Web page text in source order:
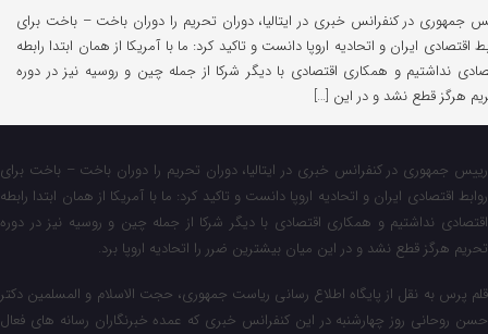
جمهوری در کنفرانس خبری در ایتالیا، دوران تحریم را دوران باخت – باخت برای
اقتصادی ایران و اتحادیه اروپا دانست و تاکید کرد: ما با آمریکا از همان ابتدا رابطه
نداشتیم و همکاری اقتصادی با دیگر شرکا از جمله چین و روسیه نیز در دوره
هرگز قطع نشد و در این […]
رییس جمهوری در کنفرانس خبری در ایتالیا، دوران تحریم را دوران باخت – باخت برای
روابط اقتصادی ایران و اتحادیه اروپا دانست و تاکید کرد: ما با آمریکا از همان ابتدا رابطه
اقتصادی نداشتیم و همکاری اقتصادی با دیگر شرکا از جمله چین و روسیه نیز در دوره
تحریم هرگز قطع نشد و در این میان بیشترین ضرر را اتحادیه اروپا برد.
قلم پرس به نقل از پایگاه اطلاع رسانی ریاست جمهوری، حجت الاسلام و المسلمین دکتر
حسن روحانی روز چهارشنبه در این کنفرانس خبری که عمده خبرنگاران رسانه های فعال